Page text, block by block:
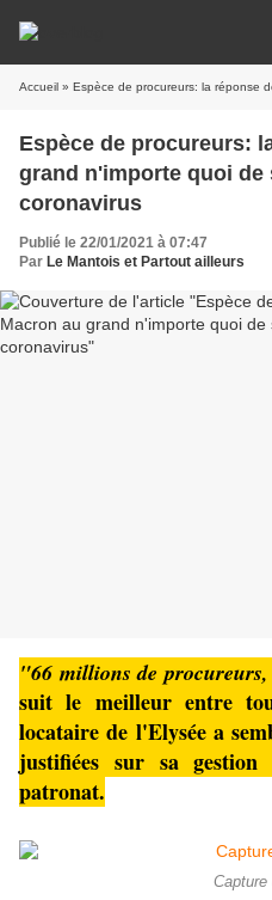
Accueil » Espèce de procureurs: la réponse de Macron au
Espèce de procureurs:
grand n'importe quoi de
coronavirus
Publié le 22/01/2021 à 07:47
Par Le Mantois et Partout ailleurs
"66 millions de
suit le meilleur entre
locataire de l'Elysée a
justifiées sur sa
patronat.
Capture